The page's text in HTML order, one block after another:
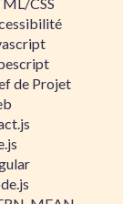
de Projet